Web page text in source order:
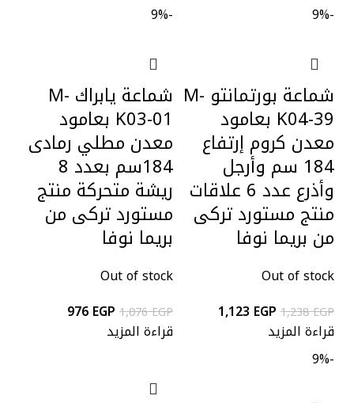
-9%
شماعة بورتمانتو M-
K04-39 بعامود
معدن كروم إرتفاع
184 سم وأرجل
وأذرع عدد 6 علاقات
منتج مستورد تركى
من بريما نوفا
Out of stock
1,238EGP
1,123 EGP
قراءة المزيد
-9%
شماعة يابراك M-
K03-01 بعامود
معدن مطلي رمادى
184سم بعدد 8
ريشة متحركة منتج
مستورد تركى من
بريما نوفا
Out of stock
1,076EGP
976EGP
قراءة المزيد
-9%